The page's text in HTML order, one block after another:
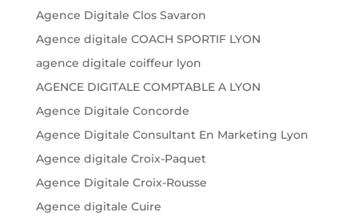
Agence Digitale Clos Savaron
Agence digitale COACH SPORTIF LYON
agence digitale coiffeur lyon
AGENCE DIGITALE COMPTABLE A LYON
Agence Digitale Concorde
Agence Digitale Consultant En Marketing Lyon
Agence digitale Croix-Paquet
Agence Digitale Croix-Rousse
Agence digitale Cuire